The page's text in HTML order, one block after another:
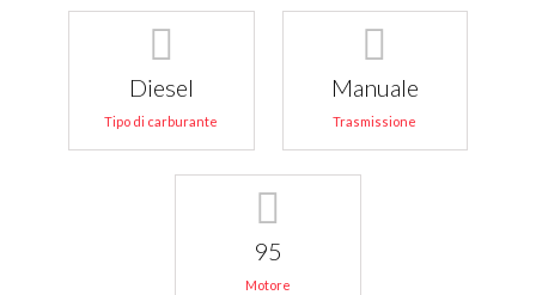
Diesel
Tipo di carburante
Manuale
Trasmissione
95
Motore